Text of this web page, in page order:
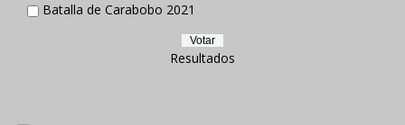
Batalla de Carabobo 2021
Resultados